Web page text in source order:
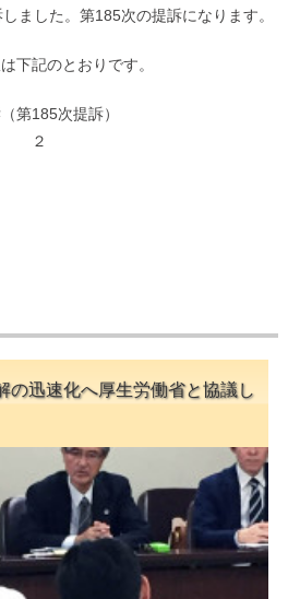
ました。第185次の提訴になります。
下記のとおりです。
第185次提訴）
２
の迅速化へ厚生労働省と協議し